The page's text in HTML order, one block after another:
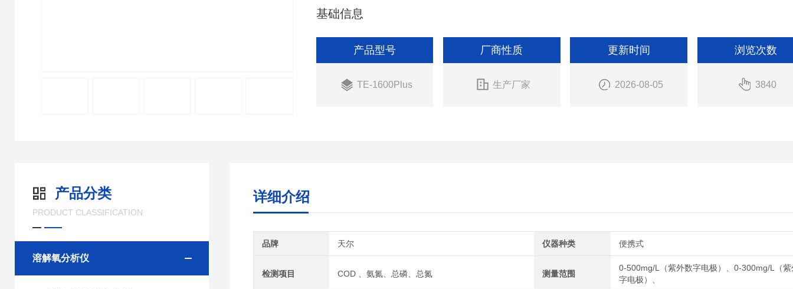
基础信息
产品型号
TE-1600Plus
厂商性质
生产厂家
更新时间
2026-08-05
浏览次数
3840
产品分类
PRODUCT CLASSIFICATION
溶解氧分析仪
详细介绍
品牌 天尔 仪器种类 便携式
检测项目 COD 、氨氮、总磷、总氮 测量范围
0-500mg/L（紫外数字电极）、0-300mg/L（紫
字电极）、